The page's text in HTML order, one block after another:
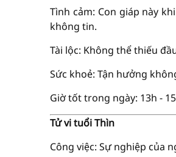
Tình cảm: Con giáp này
không tin.
Tài lộc: Không thể thiếu
Sức khoẻ: Tận hưởng
Giờ tốt trong ngày: 13h -
Tử vi tuổi Thìn
Công việc: Sự nghiệp của